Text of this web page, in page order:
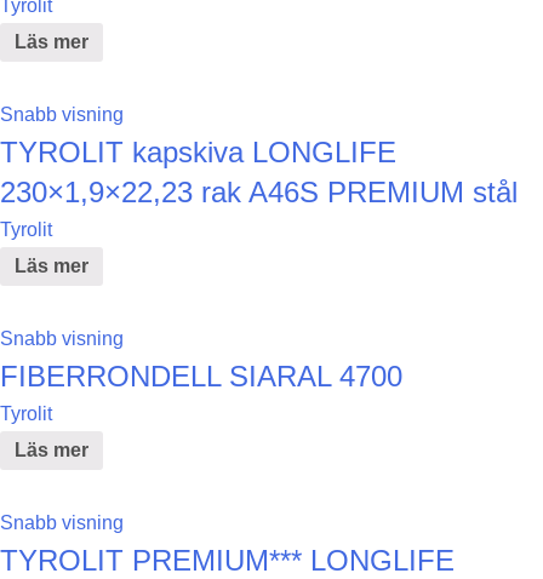
Tyrolit
Läs mer
Snabb visning
TYROLIT kapskiva LONGLIFE
230×1,9×22,23 rak A46S PREMIUM stål
Tyrolit
Läs mer
Snabb visning
FIBERRONDELL SIARAL 4700
Tyrolit
Läs mer
Snabb visning
TYROLIT PREMIUM*** LONGLIFE